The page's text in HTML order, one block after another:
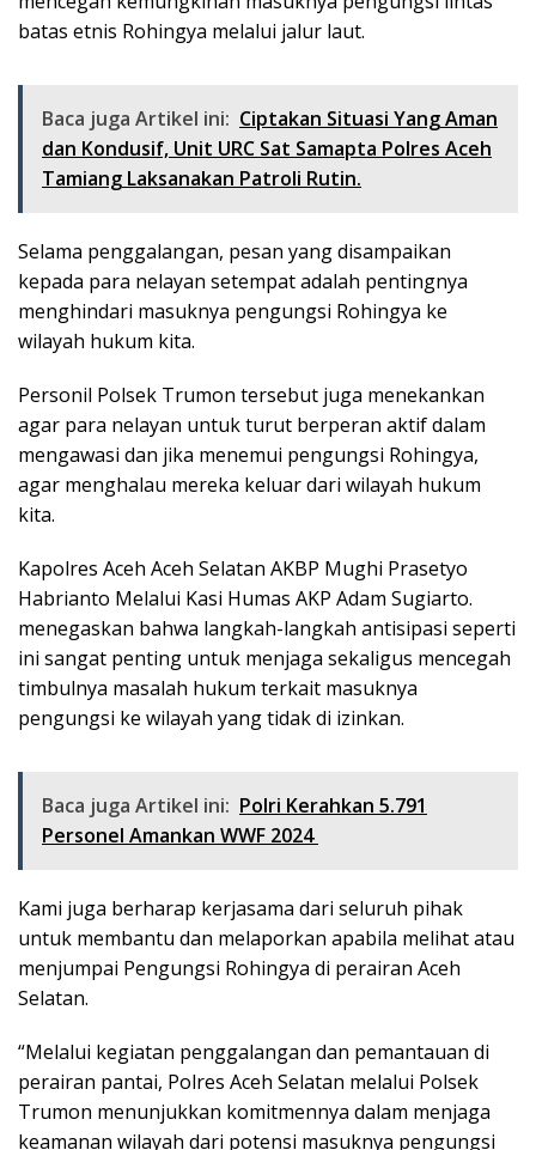
batas etnis Rohingya melalui jalur laut.
Baca juga Artikel ini: Ciptakan Situasi Yang Aman
dan Kondusif, Unit URC Sat Samapta Polres Aceh
Tamiang Laksanakan Patroli Rutin.
Selama penggalangan, pesan yang disampaikan
kepada para nelayan setempat adalah pentingnya
menghindari masuknya pengungsi Rohingya ke
wilayah hukum kita.
Personil Polsek Trumon tersebut juga menekankan
agar para nelayan untuk turut berperan aktif dalam
mengawasi dan jika menemui pengungsi Rohingya,
agar menghalau mereka keluar dari wilayah hukum
kita.
Kapolres Aceh Aceh Selatan AKBP Mughi Prasetyo
Habrianto Melalui Kasi Humas AKP Adam Sugiarto.
menegaskan bahwa langkah-langkah antisipasi seperti
ini sangat penting untuk menjaga sekaligus mencegah
timbulnya masalah hukum terkait masuknya
pengungsi ke wilayah yang tidak di izinkan.
Baca juga Artikel ini: Polri Kerahkan 5.791
Personel Amankan WWF 2024
Kami juga berharap kerjasama dari seluruh pihak
untuk membantu dan melaporkan apabila melihat atau
menjumpai Pengungsi Rohingya di perairan Aceh
Selatan.
“Melalui kegiatan penggalangan dan pemantauan di
perairan pantai, Polres Aceh Selatan melalui Polsek
Trumon menunjukkan komitmennya dalam menjaga
keamanan wilayah dari potensi masuknya pengungsi